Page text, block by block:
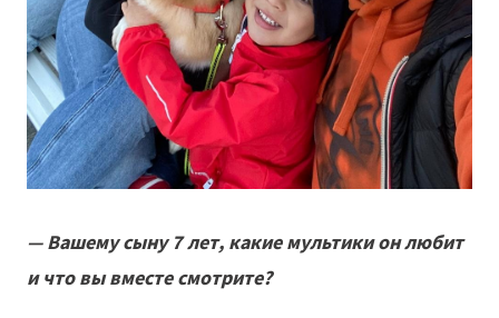
— Вашему сыну 7 лет, какие мультики он любит
и что вы вместе смотрите?